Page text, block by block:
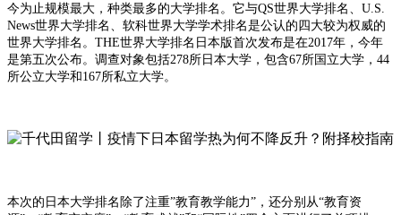
今为止规模最大，种类最多的大学排名。它与QS世界大学排名、U.S.
News世界大学排名、软科世界大学学术排名是公认的四大较为权威的
世界大学排名。THE世界大学排名日本版首次发布是在2017年，今年
是第五次公布。调查对象包括278所日本大学，包含67所国立大学，44
所公立大学和167所私立大学。
本次的日本大学排名除了注重”教育教学能力”，还分别从“教育资